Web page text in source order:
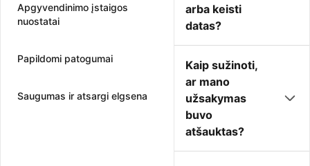
Apgyvendinimo įstaigos
nuostatai
Papildomi patogumai
Saugumas ir atsargi elgsena
arba keisti
datas?
Kaip sužinoti,
ar mano
užsakymas
buvo
atšauktas?